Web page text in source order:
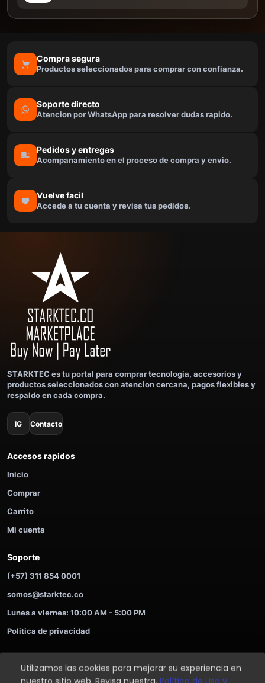
Compra segura
Productos seleccionados para comprar con confianza.
Soporte directo
Atencion por WhatsApp para resolver dudas rapido.
Pedidos y entregas
Acompanamiento en el proceso de compra y envio.
Vuelve facil
Accede a tu cuenta y revisa tus pedidos.
STARKTEC es tu portal para comprar tecnologia, accesorios y
productos seleccionados con atencion cercana, pagos flexibles y
respaldo en cada compra.
IG Contacto
Accesos rapidos
Inicio
Comprar
Carrito
Mi cuenta
Soporte
(+57) 311 854 0001
somos@starktec.co
Lunes a viernes: 10:00 AM - 5:00 PM
Politica de privacidad
2026STARKTEC. Compra ahora y paga despues.
SoportePrivacidad
Utilizamos las cookies para mejorar su experiencia en